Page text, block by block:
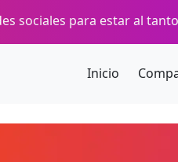
sociales para estar al
Inicio